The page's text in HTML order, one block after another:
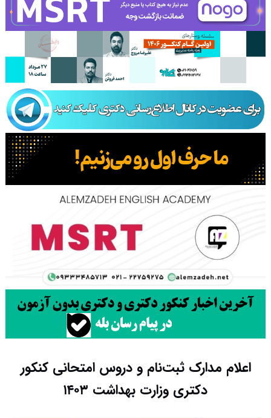
اعلام مدارک ثبت‌نام و دروس امتحانی کنکور
دکتری وزارت بهداشت ۱۴۰۳